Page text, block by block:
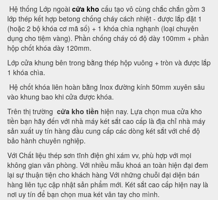
Hệ thống Lớp ngoài cửa kho cấu tạo vô cùng chắc chắn gồm 3
lớp thép kết hợp betong chống cháy cách nhiệt - được lắp đặt 1
(hoặc 2 bộ khóa cơ mã số) + 1 khóa chìa nghạnh (loại chuyên
dụng cho tiệm vàng). Phần chống cháy có độ dày 100mm + phần
hộp chốt khóa dày 120mm.
Lớp cửa khung bên trong bằng thép hộp vuông + tròn và được lắp
1 khóa chìa.
Hệ chốt khóa liên hoàn bằng Inox đường kính 50mm xuyên sâu
vào khung bao khi cửa được khóa.
Trên thị trường cửa kho tiền hiện nay. Lựa chọn mua cửa kho
tiền bạn hãy đến với nhà máy két sắt cao cấp là địa chỉ nhà máy
sản xuất uy tín hàng đầu cung cấp các dòng két sắt với chế độ
bảo hành chuyên nghiệp.
Với Chất liệu thép sơn tĩnh điện ghi xám vv, phù hợp với mọi
không gian văn phòng. Với nhiều mẫu khoá an toàn hiện đại đem
lại sự thuận tiện cho khách hàng Với những chuỗi đại diện bán
hàng liên tục cập nhật sản phẩm mới. Két sắt cao cấp hiện nay là
nơi uy tín để bạn chọn mua két vân tay cho mình.